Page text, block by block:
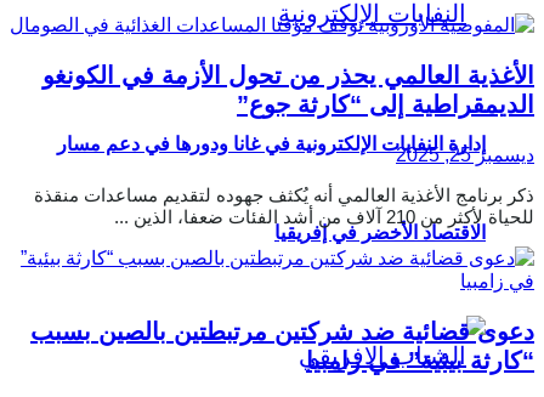
إدارة النفايات الإلكترونية في غانا ودورها في دعم مسار
الاقتصاد الأخضر في إفريقيا
الأغذية العالمي يحذر من تحول الأزمة في الكونغو
الديمقراطية إلى “كارثة جوع”
ديسمبر 25, 2025
ذكر برنامج الأغذية العالمي أنه يُكثف جهوده لتقديم مساعدات منقذة
للحياة لأكثر من 210 آلاف من أشد الفئات ضعفا، الذين ...
دعوى قضائية ضد شركتين مرتبطتين بالصين بسبب
“كارثة بيئية” في زامبيا